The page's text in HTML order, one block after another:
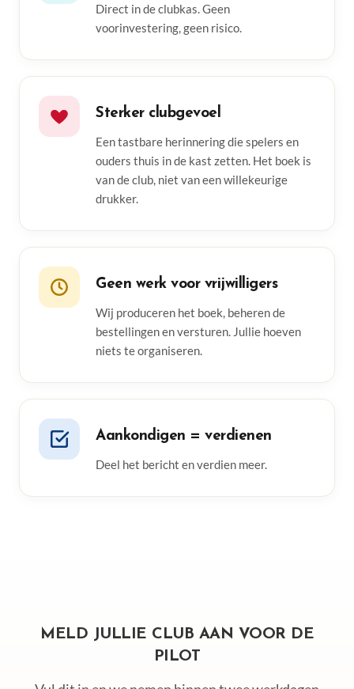
Direct in de clubkas. Geen
voorinvestering, geen risico.
Sterker clubgevoel
Een tastbare herinnering die spelers en
ouders thuis in de kast zetten. Het boek is
van de club, niet van een willekeurige
drukker.
Geen werk voor vrijwilligers
Wij produceren het boek, beheren de
bestellingen en versturen. Jullie hoeven
niets te organiseren.
Aankondigen = verdienen
Deel het bericht en verdien meer.
MELD JULLIE CLUB AAN VOOR DE
PILOT